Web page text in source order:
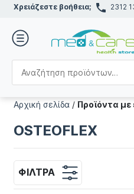
Χρειάζεστε βοήθεια; 2312
Αρχική σελίδα / Προϊόντα με
OSTEOFLEX
ΦΊΛΤΡΑ